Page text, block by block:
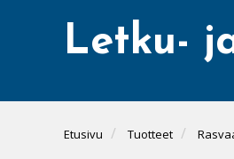
Letku-
Etusivu Tuotteet